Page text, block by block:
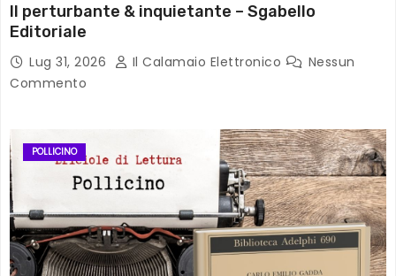
Il perturbante & inquietante – Sgabello
Editoriale
Lug 31, 2026 Il Calamaio Elettronico
Nessun
Commento
POLLICINO